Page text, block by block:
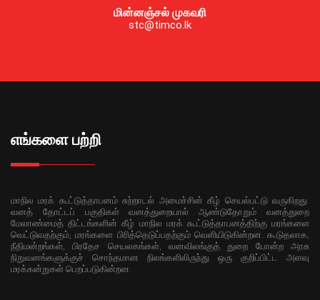
மின்னஞ்சல் முகவரி
stc@timco.lk
எங்களை பற்றி
மாநில மரக் கூட்டுத்தாபனம் சுற்றாடல் அமைச்சின் கீழ் செயல்பட்டு வருகிறது.
வனத் தோட்டப் பகுதிகள் வனத்துறையால் ஆண்டுதோறும் வனத்துறை
மேலாண்மைத் திட்டங்களின் கீழ் மாநில மரக் கூட்டுத்தாபனத்திற்கு மரங்களை
வெட்டுவதற்கும், மரங்களை பிரித்தெடுப்பதற்கும் வெளியிடுகின்றன. கூடுதலாக,
நீதிமன்றங்கள், பிரதேச செயலகங்கள், வனவிலங்குத் துறை போன்ற அரசு
நிறுவனங்களுக்குச் சொந்தமான நிலங்களிலிருந்து ஒரு குறிப்பிட்ட அளவு
மரக்கன்றுகள் பெறப்படுகின்றன.